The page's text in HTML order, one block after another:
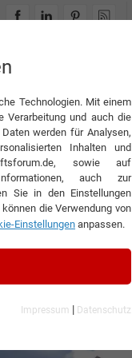
Technologien. Mit einem
Verarbeitung und auch die
werden für Analysen,
Inhalten und
sowie auf
auch zur
Sie in den Einstellungen
können die Verwendung von
Einstellungen anpassen.
Impressum | Datenschutz